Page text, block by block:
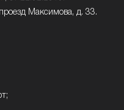
Максимова, д. 33.